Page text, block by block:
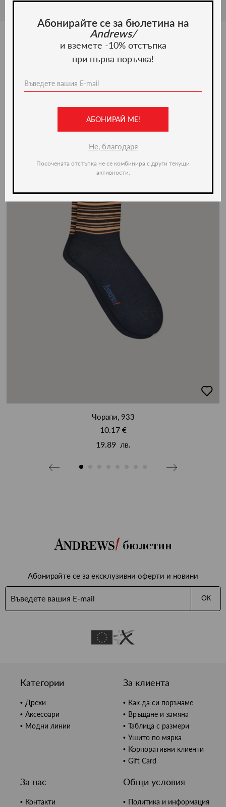
Ние препоръчваме
в
Чорапи, 933
10.17 €
19.89 лв.
бюлетин
Абонирайте се за ексклузивни оферти и новини
ОК
Категории
Дрехи
Аксесоари
Модни линии
За клиента
Как да си поръчаме
Връщане и замяна
Таблица с размери
Ушито по мярка
Корпоративни клиенти
Gift Card
За нас
Контакти
Общи условия
Политика и информация
Абонирайте се за бюлетина на
Andrews/
и вземете -10% отстъпка
при първа поръчка!
АБОНИРАЙ МЕ!
Не, благодаря
Посочената отстъпка не се комбинира с други текущи
активности.